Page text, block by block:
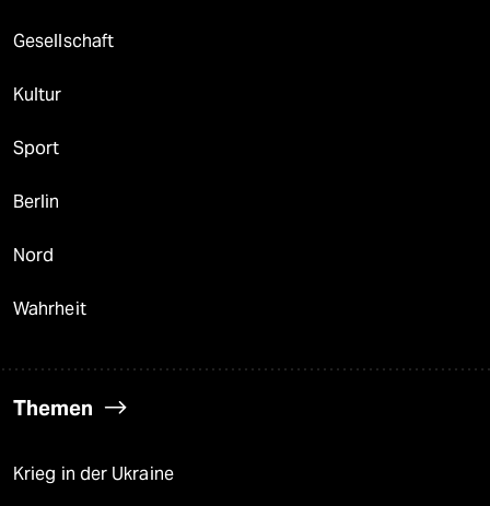
Gesellschaft
Kultur
Sport
Berlin
Nord
Wahrheit
Themen
Krieg in der Ukraine